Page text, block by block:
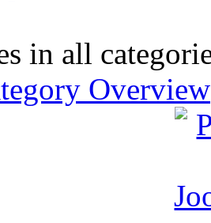
in all
Overview